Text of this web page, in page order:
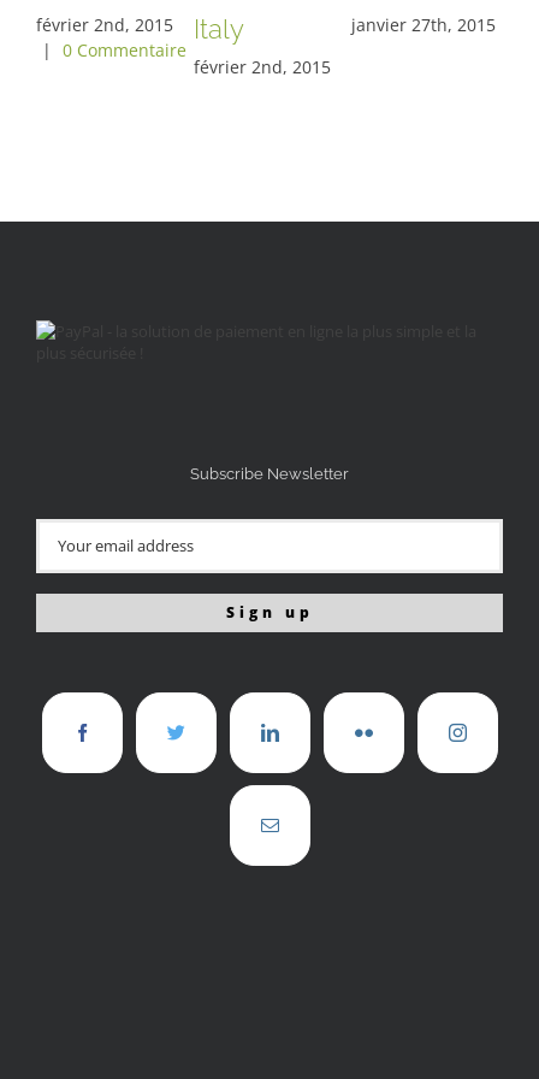
février 2nd, 2015
|
0 Commentaire
Italy
février 2nd, 2015
janvier 27th, 2015
Subscribe Newsletter